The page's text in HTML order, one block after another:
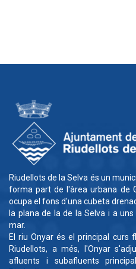
Riudellots de la Selva és un
forma part de l'àrea urbana de
ocupa el fons d'una cubeta
la plana de la de la Selva i a
mar.
El riu Onyar és el principal curs
Riudellots, a més, l'Onyar
afluents i subafluents